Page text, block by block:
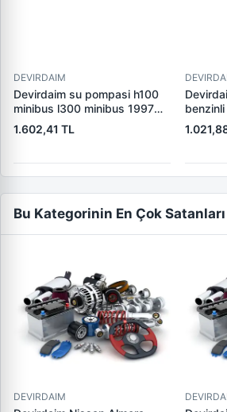
DEVIRDAIM
Devirdaim su pompasi h100
minibus l300 minibus 1997
2008 l200 1987 1996 25100-
42000
1.602,41 TL
1,6 06>
Bu Kategorinin En Çok Satanları
DEVIRDAIM